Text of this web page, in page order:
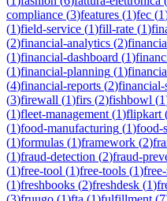
compliance (3)features (1)fec (1
(1)field-service (1)fill-rate (1)
(2)financial-analytics (2)
(1)financial-dashboard (1)
(1)financial-planning (1)
(4)financial-reports (2)financial-
(3)firewall (1)firs (2)fishbowl (1
(1)fleet-management (1)flipkart
(1)food-manufacturing (1)food-
(1)formulas (1)framework (2)
(1)fraud-detection (2)fraud-
(1)free-tool (1)free-tools (1)
(1)freshbooks (2)freshdesk (1)